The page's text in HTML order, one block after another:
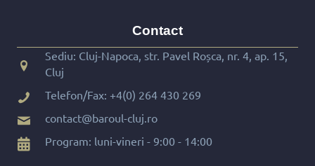
Contact
Sediu: Cluj-Napoca, str. Pavel Roșca, nr. 4, ap. 15,
Cluj
Telefon/Fax: +4(0) 264 430 269
contact@baroul-cluj.ro
Program: luni-vineri - 9:00 - 14:00